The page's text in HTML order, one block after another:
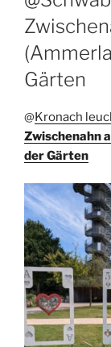
Gärten
@Kronach
Zwischenahn
der Gärten